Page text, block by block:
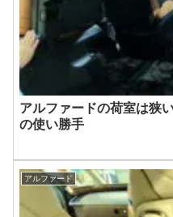
アルファードの荷室は狭
の使い勝手
アルファード